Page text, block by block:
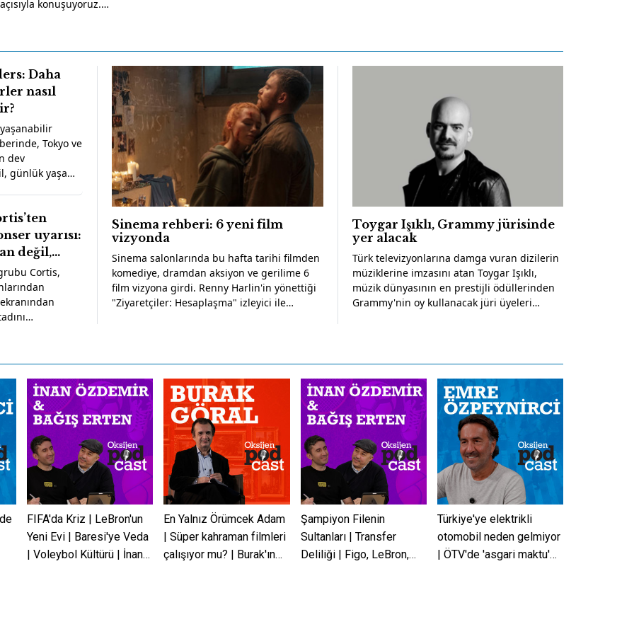
konuşuyoruz.🔔
öne çıkan başlıkları
e-bulten🔐 Oksijen
abonelik 📌 Bizi
gazete.oksijen X:
Oksijen’siz kalmayın.
Daha
nasıl
yaşanabilir
Tokyo ve
dev
günlük yaşamı
uyarısı:
değil,
Cortis,
farklı
Sinema rehberi: 6 yeni film
vizyonda
Sinema salonlarında bu hafta tarihi filmden
komediye, dramdan aksiyon ve gerilime 6
film vizyona girdi. Renny Harlin'in yönettiği
"Ziyaretçiler: Hesaplaşma" izleyici ile
Toygar Işıklı, Grammy jürisinde
yer alacak
Türk televizyonlarına damga vuran dizilerin
müziklerine imzasını atan Toygar Işıklı,
müzik dünyasının en prestijli ödüllerinden
Grammy'nin oy kullanacak jüri üyeleri
FIFA'da Kriz | LeBron'un
Yeni Evi | Baresi'ye Veda
| Voleybol Kültürü | İnan
En Yalnız Örümcek Adam
| Süper kahraman filmleri
çalışıyor mu? | Burak'ın
Şampiyon Filenin
Sultanları | Transfer
Deliliği | Figo, LeBron,
Türkiye'ye elektrikli
otomobil neden gelmiyor
| ÖTV'de 'asgari maktu'